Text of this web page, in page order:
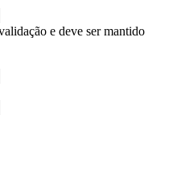
e deve ser mantido